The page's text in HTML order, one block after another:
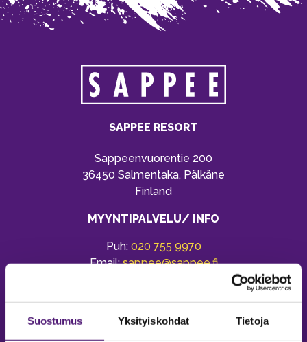
Suostumus Yksityiskohdat Tietoja
SAPPEE RESORT
Sappeenvuorentie 200
36450 Salmentaka, Pälkäne
Finland
MYYNTIPALVELU/ INFO
Puh: 020 755 9970
Email:sappee@sappee.fi